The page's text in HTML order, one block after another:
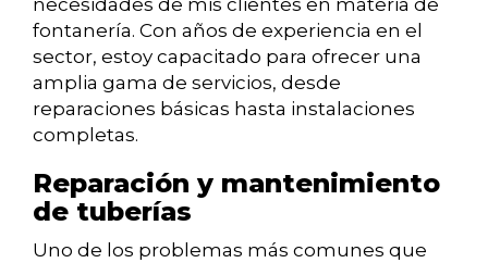
necesidades de mis clientes en materia de
fontanería. Con años de experiencia en el
sector, estoy capacitado para ofrecer una
amplia gama de servicios, desde
reparaciones básicas hasta instalaciones
completas.
Reparación y mantenimiento
de tuberías
Uno de los problemas más comunes que